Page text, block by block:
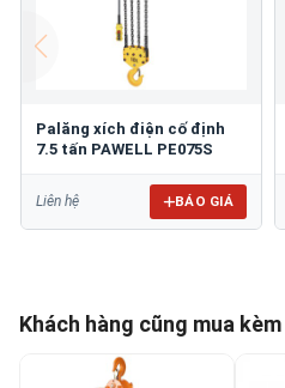
Palăng xích điện cố định
7.5 tấn PAWELL PE075S
Liên hệ BÁO GIÁ
Khách hàng cũng mua kèm